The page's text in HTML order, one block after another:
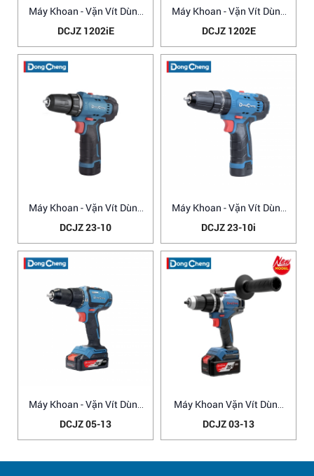
Máy Khoan - Vặn Vít Dùng
Pin
DCJZ 1202iE
Máy Khoan - Vặn Vít Dùng
Pin
DCJZ 1202E
Máy Khoan - Vặn Vít Dùng
Pin
DCJZ 23-10
Máy Khoan - Vặn Vít Dùng
Pin
DCJZ 23-10i
Máy Khoan - Vặn Vít Dùng
Pin
DCJZ 05-13
Máy Khoan Vặn Vít Dùng
Pin
DCJZ 03-13